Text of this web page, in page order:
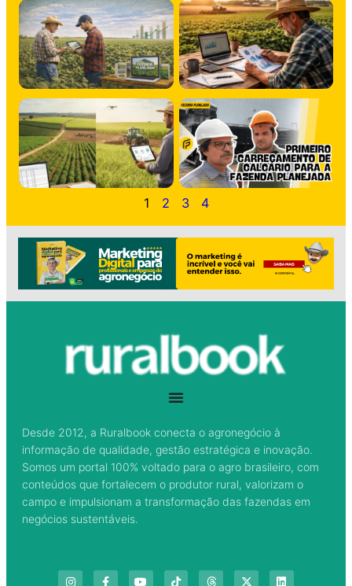
1 2 3 4
Desde 2012, a Ruralbook conecta o agronegócio à
informação de qualidade, gestão estratégica e inovação.
Somos um portal 100% voltado para o agro brasileiro, com
conteúdos que fortalecem o produtor rural, valorizam o
campo e impulsionam a transformação das fazendas em
negócios sustentáveis.